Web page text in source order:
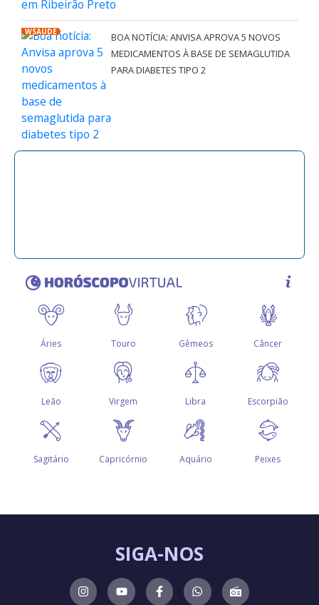
WSAÚDE
BOA NOTÍCIA: ANVISA APROVA 5 NOVOS
MEDICAMENTOS À BASE DE SEMAGLUTIDA
PARA DIABETES TIPO 2
SIGA-NOS